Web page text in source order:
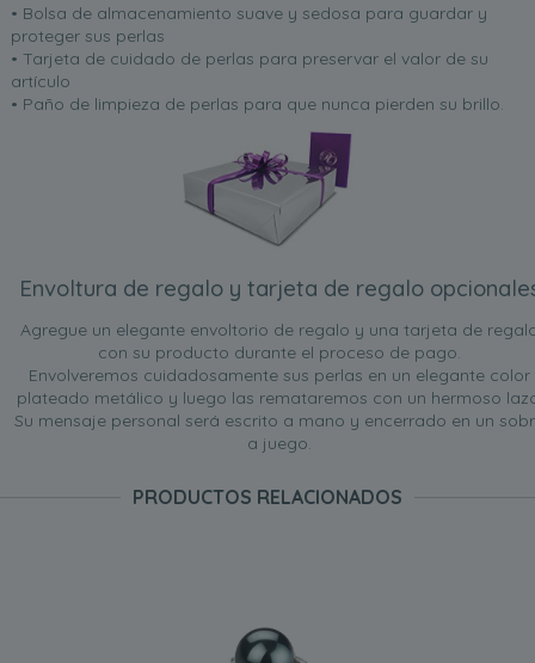
• Bolsa de almacenamiento suave y sedosa para guardar y
proteger sus perlas
• Tarjeta de cuidado de perlas para preservar el valor de su
artículo
• Paño de limpieza de perlas para que nunca pierden su brillo.
Envoltura de regalo y tarjeta de regalo
Agregue un elegante envoltorio de regalo y una tarjeta de
con su producto durante el proceso de pago.
Envolveremos cuidadosamente sus perlas en un elegante color
plateado metálico y luego las remataremos con un hermoso
Su mensaje personal será escrito a mano y encerrado en un
a juego.
PRODUCTOS RELACIONADOS